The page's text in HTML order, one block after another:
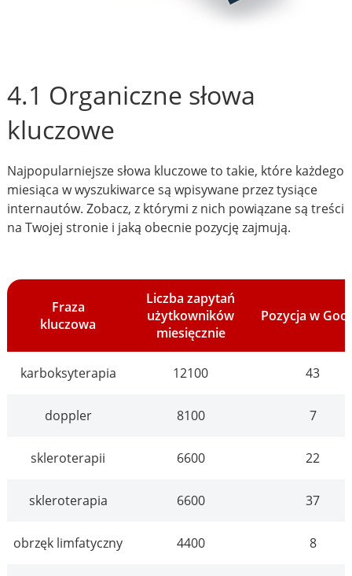
4.1 Organiczne słowa
kluczowe
Najpopularniejsze słowa kluczowe to takie, które każdego
miesiąca w wyszukiwarce są wpisywane przez tysiące
internautów. Zobacz, z którymi z nich powiązane są treści
na Twojej stronie i jaką obecnie pozycję zajmują.
Fraza
kluczowa
Liczba zapytań
użytkowników
miesięcznie
Pozycja w
karboksyterapia 12100 43
doppler 8100 7
skleroterapii 6600 22
skleroterapia 6600 37
obrzęk limfatyczny 4400 8